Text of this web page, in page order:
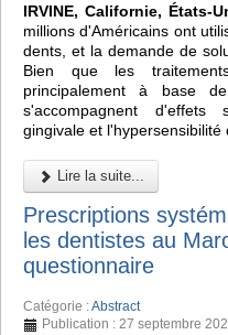
IRVINE, Californie, États-
millions d'Américains ont
dents, et la demande de
Bien que les
principalement à base
s'accompagnent d'effets
gingivale et l'hypersensibilité
Lire la suite...
Prescriptions
les dentistes au
questionnaire
Catégorie :Abstract
Publication : 27 septembre